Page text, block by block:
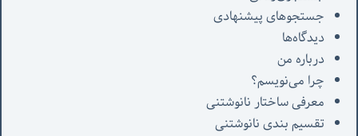
جستجوهای پیشنهادی
دیدگاه‌ها
درباره من
چرا می‌نویسم؟
معرفی‌ ساختار نانوشتنی
تقسیم بندی نانوشتنی